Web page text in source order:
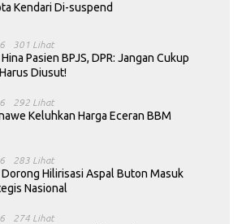
Kendari Di-suspend
301 Lihat
Pasien BPJS, DPR: Jangan Cukup
Diusut!
292 Lihat
Keluhkan Harga Eceran BBM
283 Lihat
Hilirisasi Aspal Buton Masuk
Nasional
274 Lihat